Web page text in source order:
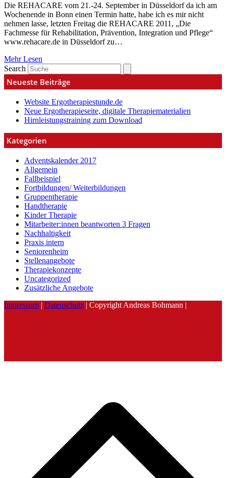
Die REHACARE vom 21.-24. September in Düsseldorf da ich am
Wochenende in Bonn einen Termin hatte, habe ich es mir nicht
nehmen lasse, letzten Freitag die REHACARE 2011, „Die
Fachmesse für Rehabilitation, Prävention, Integration und Pflege“
www.rehacare.de in Düsseldorf zu…
Mehr Lesen
Search
Neueste Beiträge
Website Ergotherapiestunde.de
Neue Ergotherapieseite, digitale Therapiematerialien
Hirnleistungstraining zum Download
Kategorien
Adventskalender 2017
Allgemein
Fallbeispiel
Fortbildungen/ Weiterbildungen
Gruppentherapie
Handtherapie
Kinder Therapie
Mitarbeiter:innen beantworten 3 Fragen
Nachhaltigkeit
Praxis intern
Seniorenheim
Stellenangebote
Therapiekonzepte
Uncategorized
Zusätzliche Angebote
Impressum | Datenschutz | Copyright Andreas Bohmann |